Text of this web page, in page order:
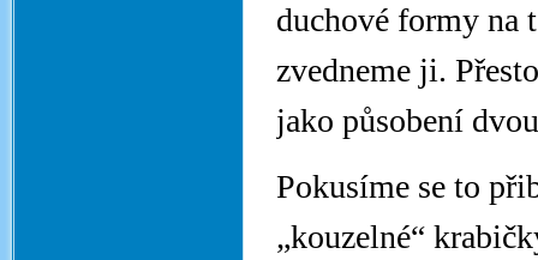
duchové formy na
zvedneme ji.
jako působení
Pokusíme se to
„kouzelné“